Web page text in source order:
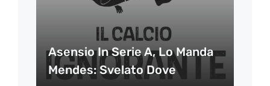
Asensio In Serie A, Lo Manda
Mendes: Svelato Dove